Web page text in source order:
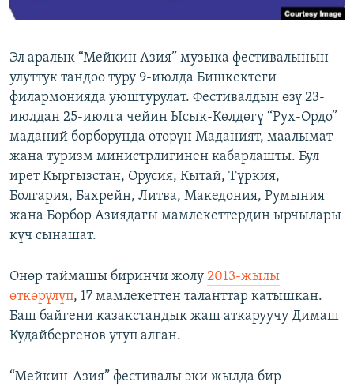
Эл аралык “Мейкин Азия” музыка фестивалынын
улуттук тандоо туру 9-июлда Бишкектеги
филармонияда уюштурулат. Фестивалдын өзү 23-
июлдан 25-июлга чейин Ысык-Көлдөгү “Рух-Ордо”
маданий борборунда өтөрүн Маданият, маалымат
жана туризм министрлигинен кабарлашты. Бул
ирет Кыргызстан, Орусия, Кытай, Түркия,
Болгария, Бахрейн, Литва, Македония, Румыния
жана Борбор Азиядагы мамлекеттердин ырчылары
күч сынашат.
Өнөр таймашы биринчи жолу 2013-жылы
өткөрүлүп, 17 мамлекеттен таланттар катышкан.
Баш байгени казакстандык жаш аткаруучу Димаш
Кудайбергенов утуп алган.
“Мейкин-Азия” фестивалы эки жылда бир